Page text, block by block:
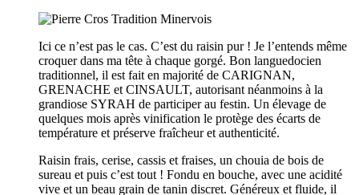
Ici ce n’est pas le cas. C’est du raisin pur ! Je l’entends même
croquer dans ma tête à chaque gorgé. Bon languedocien
traditionnel, il est fait en majorité de CARIGNAN,
GRENACHE et CINSAULT, autorisant néanmoins à la
grandiose SYRAH de participer au festin. Un élevage de
quelques mois après vinification le protège des écarts de
température et préserve fraîcheur et authenticité.
Raisin frais, cerise, cassis et fraises, un chouia de bois de
sureau et puis c’est tout ! Fondu en bouche, avec une acidité
vive et un beau grain de tanin discret. Généreux et fluide, il